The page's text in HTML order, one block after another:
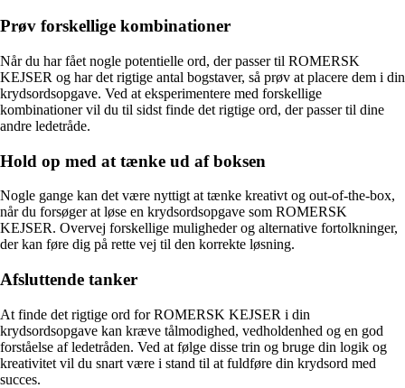
Prøv forskellige kombinationer
Når du har fået nogle potentielle ord, der passer til ROMERSK
KEJSER og har det rigtige antal bogstaver, så prøv at placere dem i din
krydsordsopgave. Ved at eksperimentere med forskellige
kombinationer vil du til sidst finde det rigtige ord, der passer til dine
andre ledetråde.
Hold op med at tænke ud af boksen
Nogle gange kan det være nyttigt at tænke kreativt og out-of-the-box,
når du forsøger at løse en krydsordsopgave som ROMERSK
KEJSER. Overvej forskellige muligheder og alternative fortolkninger,
der kan føre dig på rette vej til den korrekte løsning.
Afsluttende tanker
At finde det rigtige ord for ROMERSK KEJSER i din
krydsordsopgave kan kræve tålmodighed, vedholdenhed og en god
forståelse af ledetråden. Ved at følge disse trin og bruge din logik og
kreativitet vil du snart være i stand til at fuldføre din krydsord med
succes.